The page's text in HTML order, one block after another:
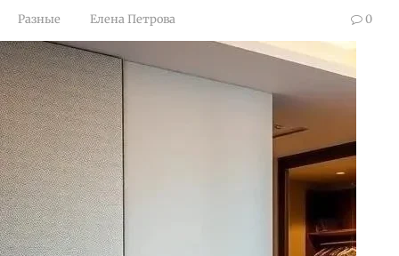
Разные Елена Петрова 0